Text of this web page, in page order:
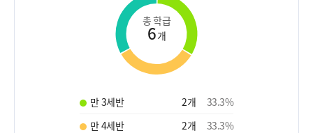
총 학급
6개
만 3세반 2개 33.3%
만 4세반
2개 33.3%